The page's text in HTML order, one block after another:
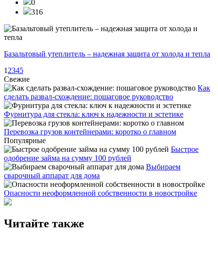
0
316
Базальтовый утеплитель – надежная защита от холода и тепла
1 2345
Свежие
Как
сделать развал-схождение: пошаговое руководство
Фурнитура для стекла: ключ к надежности и эстетике
Перевозка грузов контейнерами: коротко о главном
Популярные
Быстрое
одобрение займа на сумму 100 рублей
Выбираем
сварочный аппарат для дома
Опасности неоформленной собственности в новостройке
Читайте также